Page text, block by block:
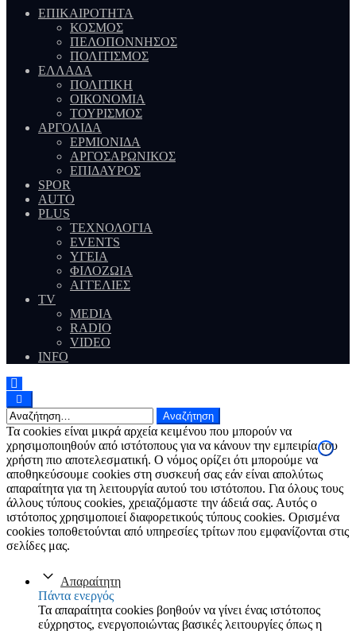
ΕΠΙΚΑΙΡΟΤΗΤΑ
ΚΟΣΜΟΣ
ΠΕΛΟΠΟΝΝΗΣΟΣ
ΠΟΛΙΤΙΣΜΟΣ
ΕΛΛΑΔΑ
ΠΟΛΙΤΙΚΗ
ΟΙΚΟΝΟΜΙΑ
ΤΟΥΡΙΣΜΟΣ
ΑΡΓΟΛΙΔΑ
ΕΡΜΙΟΝΙΔΑ
ΑΡΓΟΣΑΡΩΝΙΚΟΣ
ΕΠΙΔΑΥΡΟΣ
SPOR
AUTO
PLUS
ΤΕΧΝΟΛΟΓΙΑ
EVENTS
ΥΓΕΙΑ
ΦΙΛΟΖΩΙΑ
ΑΓΓΕΛΙΕΣ
ΤV
MEDIA
RADIO
VIDEO
INFO
Αναζήτηση
για:
Τα cookies είναι μικρά αρχεία κειμένου που μπορούν να
χρησιμοποιηθούν από ιστότοπους για να κάνουν την εμπειρία του
χρήστη πιο αποτελεσματική. Ο νόμος ορίζει ότι μπορούμε να
αποθηκεύσουμε cookies στη συσκευή σας εάν είναι απολύτως
απαραίτητα για τη λειτουργία αυτού του ιστότοπου. Για όλους τους
άλλους τύπους cookies, χρειαζόμαστε την άδειά σας. Αυτός ο
ιστότοπος χρησιμοποιεί διαφορετικούς τύπους cookies. Ορισμένα
cookies τοποθετούνται από υπηρεσίες τρίτων που εμφανίζονται στις
σελίδες μας.
Απαραίτητη
Πάντα ενεργός
Τα απαραίτητα cookies βοηθούν να γίνει ένας ιστότοπος
εύχρηστος, ενεργοποιώντας βασικές λειτουργίες όπως η